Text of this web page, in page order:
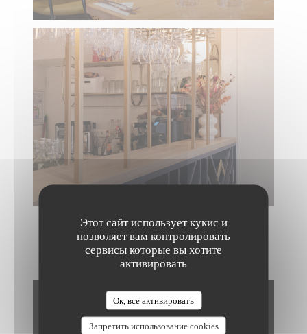
Этот сайт использует кукис и
позволяет вам контролировать
сервисы которые вы хотите
активировать
Ок, все активировать
Запретить использование cookies
NOS CRÉATIONS
The Friendly Kitchen